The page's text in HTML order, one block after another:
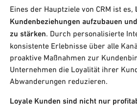
Eines der Hauptziele von CRM ist es,
Kundenbeziehungen aufzubauen
zu stärken. Durch personalisierte
konsistente Erlebnisse über alle
proaktive Maßnahmen zur
Unternehmen die Loyalität ihrer
Abwanderungen reduzieren.
Loyale Kunden sind nicht nur